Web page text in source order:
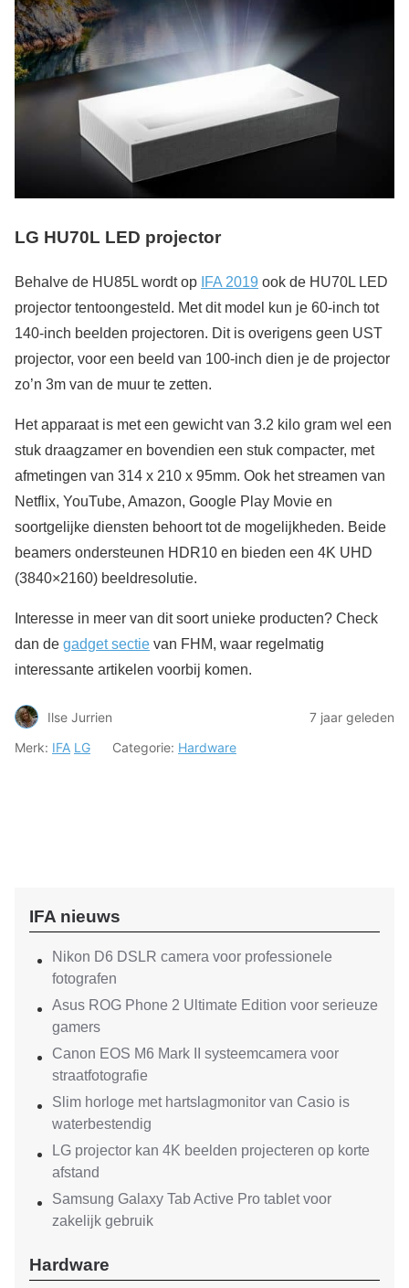
LG HU70L LED projector
Behalve de HU85L wordt op IFA 2019 ook de HU70L LED
projector tentoongesteld. Met dit model kun je 60-inch tot
140-inch beelden projectoren. Dit is overigens geen UST
projector, voor een beeld van 100-inch dien je de projector
zo’n 3m van de muur te zetten.
Het apparaat is met een gewicht van 3.2 kilo gram wel een
stuk draagzamer en bovendien een stuk compacter, met
afmetingen van 314 x 210 x 95mm. Ook het streamen van
Netflix, YouTube, Amazon, Google Play Movie en
soortgelijke diensten behoort tot de mogelijkheden. Beide
beamers ondersteunen HDR10 en bieden een 4K UHD
(3840×2160) beeldresolutie.
Interesse in meer van dit soort unieke producten? Check
dan de gadget sectie van FHM, waar regelmatig
interessante artikelen voorbij komen.
Ilse Jurrien
7 jaar geleden
Merk: IFA LG Categorie: Hardware
IFA nieuws
Nikon D6 DSLR camera voor professionele
fotografen
Asus ROG Phone 2 Ultimate Edition voor serieuze
gamers
Canon EOS M6 Mark II systeemcamera voor
straatfotografie
Slim horloge met hartslagmonitor van Casio is
waterbestendig
LG projector kan 4K beelden projecteren op korte
afstand
Samsung Galaxy Tab Active Pro tablet voor
zakelijk gebruik
Hardware